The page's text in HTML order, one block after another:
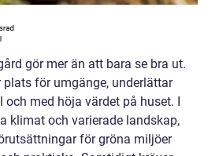
gör mer än att bara se bra ut.
plats för umgänge, underlättar
med höja värdet på huset. I
klimat och varierade landskap,
för gröna miljöer